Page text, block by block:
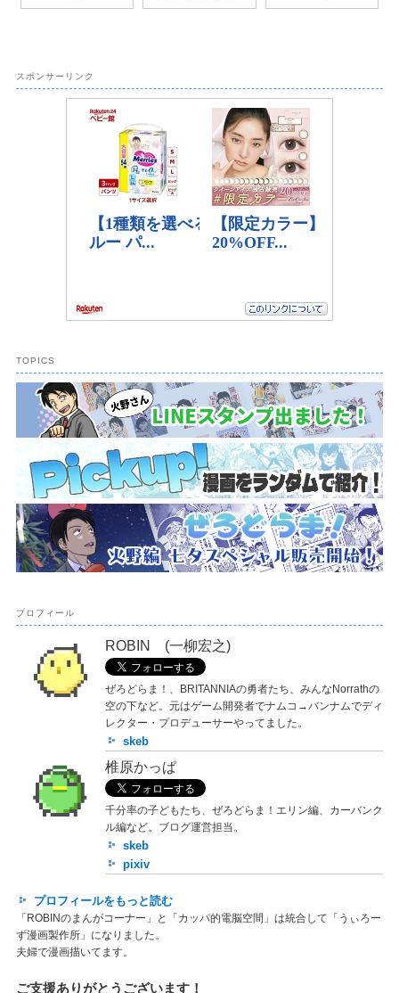
スポンサーリンク
TOPICS
プロフィール
ROBIN (一柳宏之)
ぜろどらま！、BRITANNIAの勇者たち、みんなNorrathの
空の下など。元はゲーム開発者でナムコ→バンナムでディ
レクター・プロデューサーやってました。
skeb
椎原かっぱ
千分率の子どもたち、ぜろどらま！エリン編、カーバンク
ル編など。ブログ運営担当。
skeb
pixiv
プロフィールをもっと読む
「ROBINのまんがコーナー」と「カッパ的電脳空間」は統合して「うぃろー
ず漫画製作所」になりました。
夫婦で漫画描いてます。
ご支援ありがとうございます！